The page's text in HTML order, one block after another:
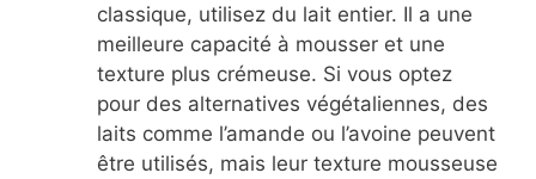
classique, utilisez du lait entier. Il a une
meilleure capacité à mousser et une
texture plus crémeuse. Si vous optez
pour des alternatives végétaliennes, des
laits comme l’amande ou l’avoine peuvent
être utilisés, mais leur texture mousseuse